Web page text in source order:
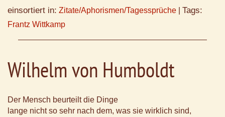
einsortiert in: Zitate/Aphorismen/Tagessprüche Tags:
Frantz Wittkamp
Wilhelm von Humboldt
Der Mensch beurteilt die Dinge
lange nicht so sehr nach dem, was sie wirklich sind,